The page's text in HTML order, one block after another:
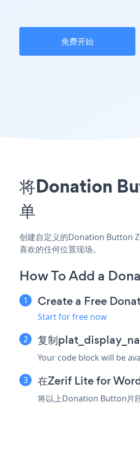
免费开始
将Donation
单
创建自定义的Donation Button
喜欢的任何位置现场。
How To Add a
Create a Free
Start for free now
复制
Your code block will be
在Zerif Lite for
将以上Donation Button片